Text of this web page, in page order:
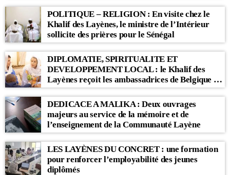
POLITIQUE – RELIGION : En visite chez le
Khalif des Layènes, le ministre de l’Intérieur
sollicite des prières pour le Sénégal
DIPLOMATIE, SPIRITUALITE ET
DEVELOPPEMENT LOCAL : le Khalif des
Layènes reçoit les ambassadrices de Belgique et
des Pays-Bas
DEDICACE A MALIKA : Deux ouvrages
majeurs au service de la mémoire et de
l’enseignement de la Communauté Layène
LES LAYÈNES DU CONCRET : une formation
pour renforcer l’employabilité des jeunes
diplômés